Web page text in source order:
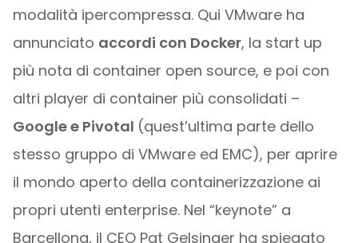
modalità ipercompressa. Qui VMware ha
annunciato accordi con Docker, la start up
più nota di container open source, e poi con
altri player di container più consolidati –
Google e Pivotal (quest’ultima parte dello
stesso gruppo di VMware ed EMC), per aprire
il mondo aperto della containerizzazione ai
propri utenti enterprise. Nel “keynote” a
Barcellona, il CEO Pat Gelsinger ha spiegato